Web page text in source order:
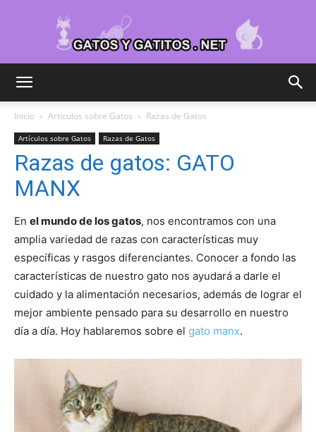
Fotos
Inicio Artículos sobre Gatos Razas de Gatos
Artículos sobre Gatos Razas de Gatos
Razas de gatos: GATO
MANX
En el mundo de los gatos, nos encontramos con una
amplia variedad de razas con características muy
específicas y rasgos diferenciantes. Conocer a fondo las
características de nuestro gato nos ayudará a darle el
cuidado y la alimentación necesarios, además de lograr el
mejor ambiente pensado para su desarrollo en nuestro
día a día. Hoy hablaremos sobre el gato manx.